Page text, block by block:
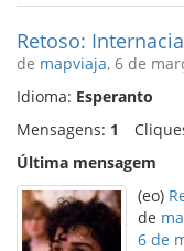
Retoso:
de mapviaja, 6 de
Idioma: Esperanto
Mensagens: 1
Última mensagem
(eo)
de
6 de